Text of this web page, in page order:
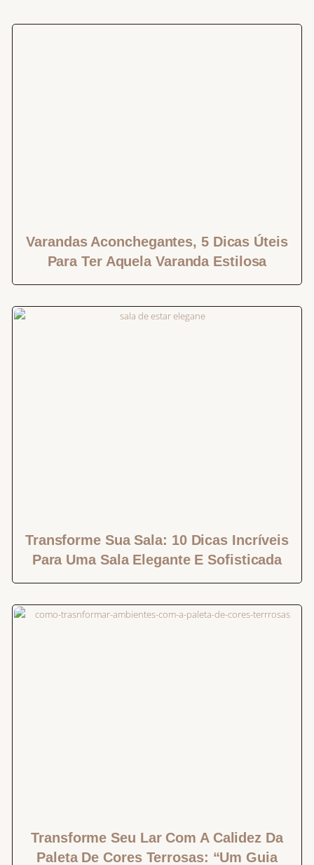
Varandas Aconchegantes, 5 Dicas Úteis
Para Ter Aquela Varanda Estilosa
Transforme Sua Sala: 10 Dicas Incríveis
Para Uma Sala Elegante E Sofisticada
Transforme Seu Lar Com A Calidez Da
Paleta De Cores Terrosas: “Um Guia